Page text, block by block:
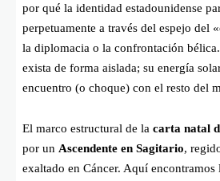
por qué la identidad estadounidense
perpetuamente a través del espejo del
la diplomacia o la confrontación
exista de forma aislada; su energía
encuentro (o choque) con el resto del
El marco estructural de la carta natal
por un Ascendente en Sagitario,
exaltado en Cáncer. Aquí encontramos